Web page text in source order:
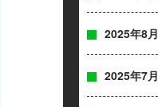
2025年8月
2025年7月